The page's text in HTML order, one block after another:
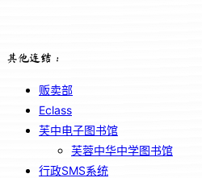
其他连结：
贩卖部
Eclass
芙中电子图书馆
芙蓉中华中学图书馆
行政SMS系统